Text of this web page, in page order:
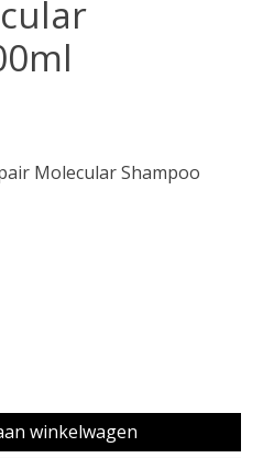
Molecular Shampoo
is
winkelwagen